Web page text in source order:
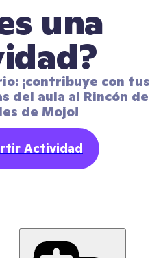
una
¡contribuye con tus
del aula al Rincón de
de Mojo!
Actividad